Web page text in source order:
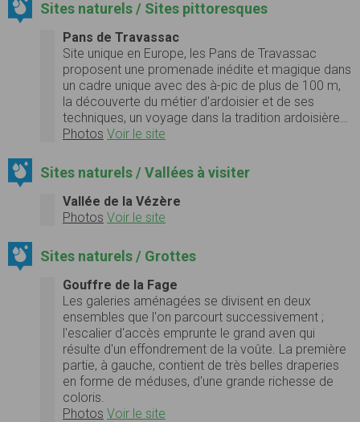
Sites naturels / Sites pittoresques
Pans de Travassac
Site unique en Europe, les Pans de Travassac
proposent une promenade inédite et magique dans
un cadre unique avec des à-pic de plus de 100 m,
la découverte du métier d'ardoisier et de ses
techniques, un voyage dans la tradition ardoisière…
Photos Voir le site
Sites naturels / Vallées à visiter
Vallée de la Vézère
Photos Voir le site
Sites naturels / Grottes
Gouffre de la Fage
Les galeries aménagées se divisent en deux
ensembles que l'on parcourt successivement ;
l'escalier d'accès emprunte le grand aven qui
résulte d'un effondrement de la voûte. La première
partie, à gauche, contient de très belles draperies
en forme de méduses, d'une grande richesse de
coloris.
Photos Voir le site